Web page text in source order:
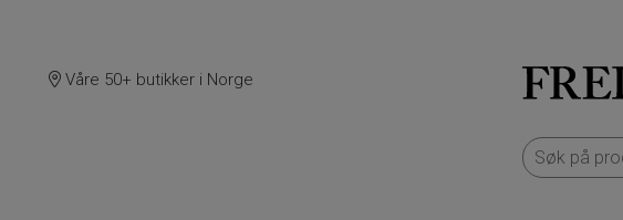
Våre 50+ butikker i Norge